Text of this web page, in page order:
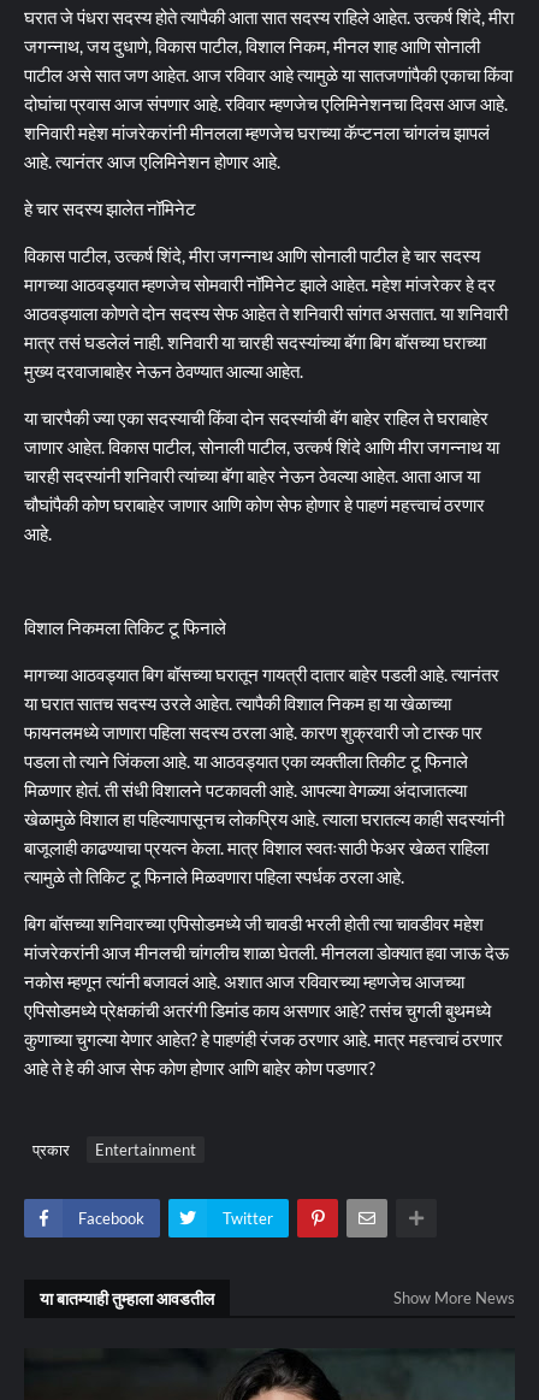
घरात जे पंधरा सदस्य होते त्यापैकी आता सात सदस्य राहिले आहेत. उत्कर्ष शिंदे, मीरा
जगन्नाथ, जय दुधाणे, विकास पाटील, विशाल निकम, मीनल शाह आणि सोनाली
पाटील असे सात जण आहेत. आज रविवार आहे त्यामुळे या सातजणांपैकी एकाचा किंवा
दोघांचा प्रवास आज संपणार आहे. रविवार म्हणजेच एलिमिनेशनचा दिवस आज आहे.
शनिवारी महेश मांजरेकरांनी मीनलला म्हणजेच घराच्या कॅप्टनला चांगलंच झापलं
आहे. त्यानंतर आज एलिमिनेशन होणार आहे.
हे चार सदस्य झालेत नॉमिनेट
विकास पाटील, उत्कर्ष शिंदे, मीरा जगन्नाथ आणि सोनाली पाटील हे चार सदस्य
मागच्या आठवड्यात म्हणजेच सोमवारी नॉमिनेट झाले आहेत. महेश मांजरेकर हे दर
आठवड्याला कोणते दोन सदस्य सेफ आहेत ते शनिवारी सांगत असतात. या शनिवारी
मात्र तसं घडलेलं नाही. शनिवारी या चारही सदस्यांच्या बॅगा बिग बॉसच्या घराच्या
मुख्य दरवाजाबाहेर नेऊन ठेवण्यात आल्या आहेत.
या चारपैकी ज्या एका सदस्याची किंवा दोन सदस्यांची बॅग बाहेर राहिल ते घराबाहेर
जाणार आहेत. विकास पाटील, सोनाली पाटील, उत्कर्ष शिंदे आणि मीरा जगन्नाथ या
चारही सदस्यांनी शनिवारी त्यांच्या बॅगा बाहेर नेऊन ठेवल्या आहेत. आता आज या
चौघांपैकी कोण घराबाहेर जाणार आणि कोण सेफ होणार हे पाहणं महत्त्वाचं ठरणार
आहे.
विशाल निकमला तिकिट टू फिनाले
मागच्या आठवड्यात बिग बॉसच्या घरातून गायत्री दातार बाहेर पडली आहे. त्यानंतर
या घरात सातच सदस्य उरले आहेत. त्यापैकी विशाल निकम हा या खेळाच्या
फायनलमध्ये जाणारा पहिला सदस्य ठरला आहे. कारण शुक्रवारी जो टास्क पार
पडला तो त्याने जिंकला आहे. या आठवड्यात एका व्यक्तीला तिकीट टू फिनाले
मिळणार होतं. ती संधी विशालने पटकावली आहे. आपल्या वेगळ्या अंदाजातल्या
खेळामुळे विशाल हा पहिल्यापासूनच लोकप्रिय आहे. त्याला घरातल्य काही सदस्यांनी
बाजूलाही काढण्याचा प्रयत्न केला. मात्र विशाल स्वतःसाठी फेअर खेळत राहिला
त्यामुळे तो तिकिट टू फिनाले मिळवणारा पहिला स्पर्धक ठरला आहे.
बिग बॉसच्या शनिवारच्या एपिसोडमध्ये जी चावडी भरली होती त्या चावडीवर महेश
मांजरेकरांनी आज मीनलची चांगलीच शाळा घेतली. मीनलला डोक्यात हवा जाऊ देऊ
नकोस म्हणून त्यांनी बजावलं आहे. अशात आज रविवारच्या म्हणजेच आजच्या
एपिसोडमध्ये प्रेक्षकांची अतरंगी डिमांड काय असणार आहे? तसंच चुगली बुथमध्ये
कुणाच्या चुगल्या येणार आहेत? हे पाहणंही रंजक ठरणार आहे. मात्र महत्त्वाचं ठरणार
आहे ते हे की आज सेफ कोण होणार आणि बाहेर कोण पडणार?
प्रकार Entertainment
Facebook Twitter
या बातम्याही तुम्हाला आवडतील Show More News